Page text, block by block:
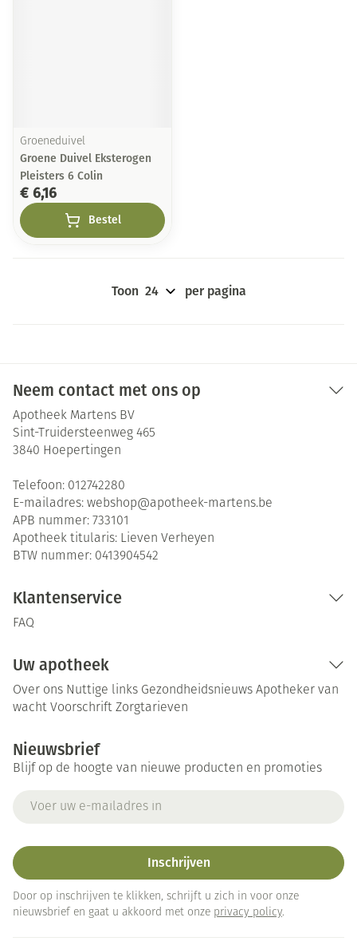
Groeneduivel
Groene Duivel Eksterogen
Pleisters 6 Colin
€ 6,16
Bestel
Toon per pagina
Neem contact met ons op
Apotheek Martens BV
Sint-Truidersteenweg 465
3840 Hoepertingen
Telefoon: 012742280
E-mailadres: webshop@apotheek-martens.be
APB nummer: 733101
Apotheek titularis: Lieven Verheyen
BTW nummer: 0413904542
Klantenservice
FAQ
Uw apotheek
Over ons Nuttige links Gezondheidsnieuws Apotheker van
wacht Voorschrift Zorgtarieven
Nieuwsbrief
Blijf op de hoogte van nieuwe producten en promoties
Inschrijven
Door op inschrijven te klikken, schrijft u zich in voor onze
nieuwsbrief en gaat u akkoord met onze privacy policy.